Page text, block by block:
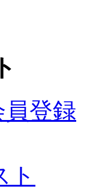
員登録
ト